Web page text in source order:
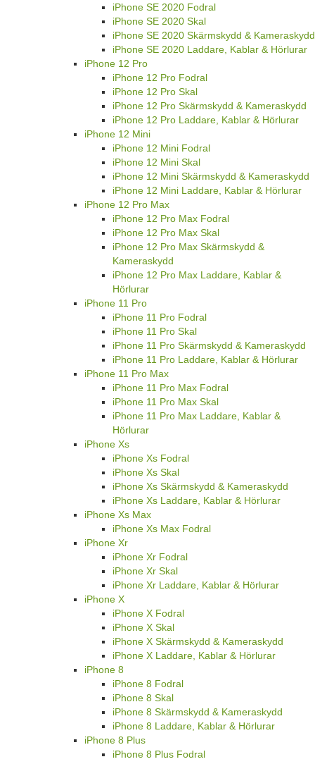
iPhone SE 2020 Fodral
iPhone SE 2020 Skal
iPhone SE 2020 Skärmskydd & Kameraskydd
iPhone SE 2020 Laddare, Kablar & Hörlurar
iPhone 12 Pro
iPhone 12 Pro Fodral
iPhone 12 Pro Skal
iPhone 12 Pro Skärmskydd & Kameraskydd
iPhone 12 Pro Laddare, Kablar & Hörlurar
iPhone 12 Mini
iPhone 12 Mini Fodral
iPhone 12 Mini Skal
iPhone 12 Mini Skärmskydd & Kameraskydd
iPhone 12 Mini Laddare, Kablar & Hörlurar
iPhone 12 Pro Max
iPhone 12 Pro Max Fodral
iPhone 12 Pro Max Skal
iPhone 12 Pro Max Skärmskydd &
Kameraskydd
iPhone 12 Pro Max Laddare, Kablar &
Hörlurar
iPhone 11 Pro
iPhone 11 Pro Fodral
iPhone 11 Pro Skal
iPhone 11 Pro Skärmskydd & Kameraskydd
iPhone 11 Pro Laddare, Kablar & Hörlurar
iPhone 11 Pro Max
iPhone 11 Pro Max Fodral
iPhone 11 Pro Max Skal
iPhone 11 Pro Max Laddare, Kablar &
Hörlurar
iPhone Xs
iPhone Xs Fodral
iPhone Xs Skal
iPhone Xs Skärmskydd & Kameraskydd
iPhone Xs Laddare, Kablar & Hörlurar
iPhone Xs Max
iPhone Xs Max Fodral
iPhone Xr
iPhone Xr Fodral
iPhone Xr Skal
iPhone Xr Laddare, Kablar & Hörlurar
iPhone X
iPhone X Fodral
iPhone X Skal
iPhone X Skärmskydd & Kameraskydd
iPhone X Laddare, Kablar & Hörlurar
iPhone 8
iPhone 8 Fodral
iPhone 8 Skal
iPhone 8 Skärmskydd & Kameraskydd
iPhone 8 Laddare, Kablar & Hörlurar
iPhone 8 Plus
iPhone 8 Plus Fodral